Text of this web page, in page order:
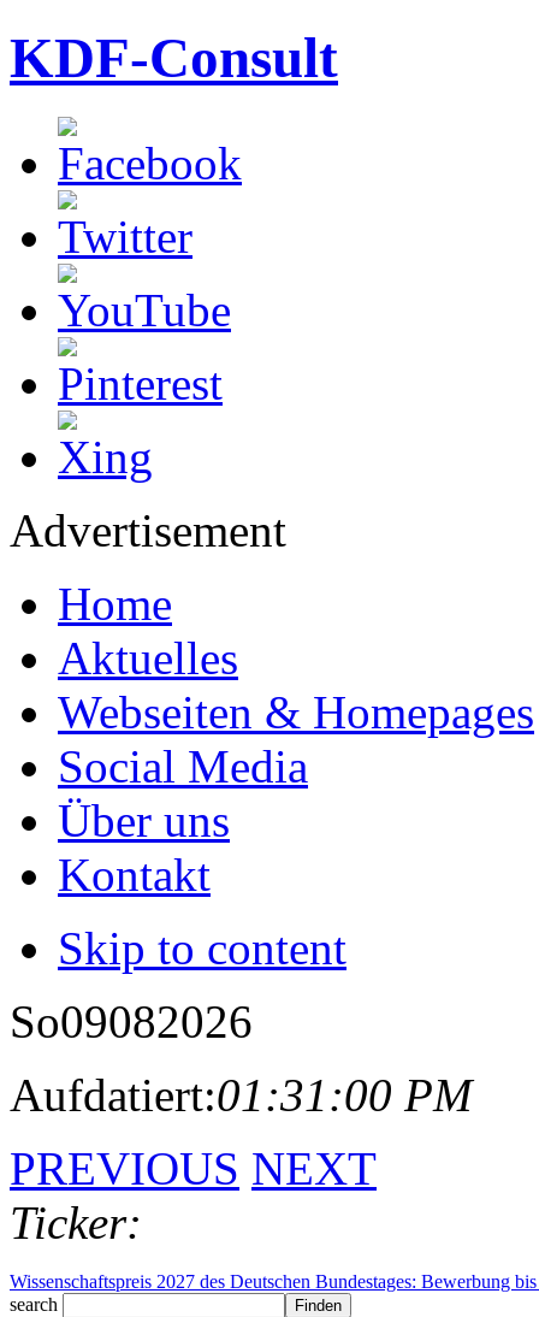
KDF-Consult
Advertisement
Home
Aktuelles
Webseiten & Homepages
Social Media
Über uns
Kontakt
Skip to content
So09082026
Aufdatiert:01:31:00 PM
PREVIOUS NEXT
Ticker:
search